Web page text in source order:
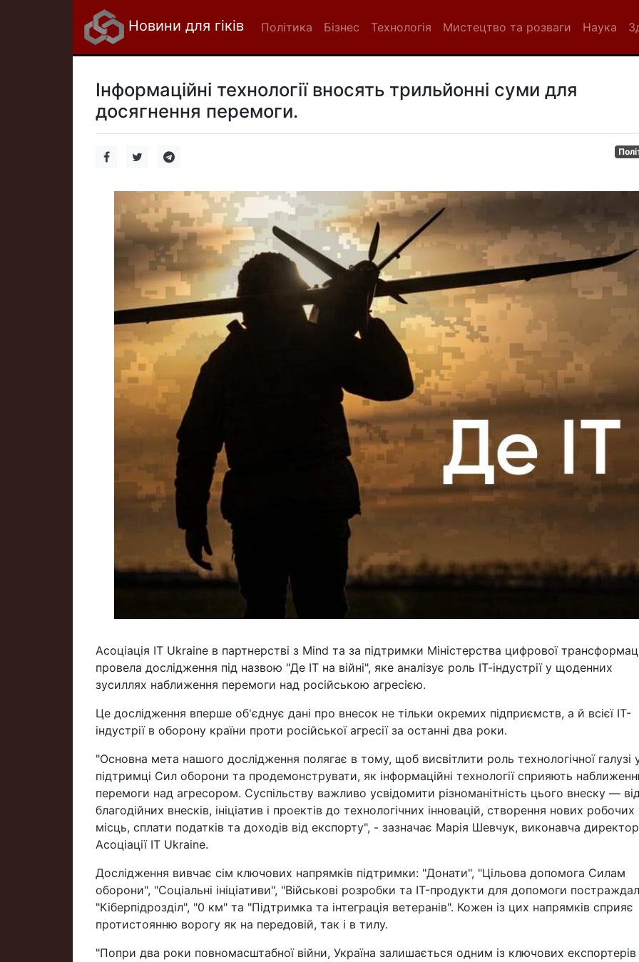
Новини для гіків Політика Бізнес Технологія Мистецтво та розваги Наука
Інформаційні технології вносять трильйонні суми для
досягнення перемоги.
Асоціація ІТ Ukraine в партнерстві з Mind та за підтримки Міністерства цифрової
провела дослідження під назвою "Де IT на війні", яке аналізує роль ІТ-індустрії у щоденних
зусиллях наближення перемоги над російською агресією.
Це дослідження вперше об'єднує дані про внесок не тільки окремих підприємств, а й всієї ІТ-
індустрії в оборону країни проти російської агресії за останні два роки.
"Основна мета нашого дослідження полягає в тому, щоб висвітлити роль технологічної галузі
підтримці Сил оборони та продемонструвати, як інформаційні технології сприяють
перемоги над агресором. Суспільству важливо усвідомити різноманітність цього внеску —
благодійних внесків, ініціатив і проектів до технологічних інновацій, створення нових робочих
місць, сплати податків та доходів від експорту", - зазначає Марія Шевчук, виконавча
Асоціації IT Ukraine.
Дослідження вивчає сім ключових напрямків підтримки: "Донати", "Цільова допомога Силам
оборони", "Соціальні ініціативи", "Військові розробки та IT-продукти для допомоги
"Кіберпідрозділ", "0 км" та "Підтримка та інтеграція ветеранів". Кожен із цих напрямків сприяє
протистоянню ворогу як на передовій, так і в тилу.
"Попри два роки повномасштабної війни, Україна залишається одним із ключових експортерів